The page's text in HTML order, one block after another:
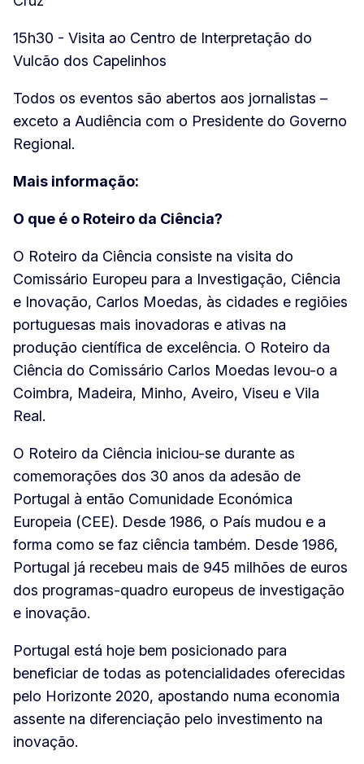
15h30 - Visita ao Centro de Interpretação do
Vulcão dos Capelinhos
Todos os eventos são abertos aos jornalistas –
exceto a Audiência com o Presidente do Governo
Regional.
Mais informação:
O que é o Roteiro da Ciência?
O Roteiro da Ciência consiste na visita do
Comissário Europeu para a Investigação, Ciência
e Inovação, Carlos Moedas, às cidades e regiõies
portuguesas mais inovadoras e ativas na
produção científica de excelência. O Roteiro da
Ciência do Comissário Carlos Moedas levou-o a
Coimbra, Madeira, Minho, Aveiro, Viseu e Vila
Real.
O Roteiro da Ciência iniciou-se durante as
comemorações dos 30 anos da adesão de
Portugal à então Comunidade Económica
Europeia (CEE). Desde 1986, o País mudou e a
forma como se faz ciência também. Desde 1986,
Portugal já recebeu mais de 945 milhões de euros
dos programas-quadro europeus de investigação
e inovação.
Portugal está hoje bem posicionado para
beneficiar de todas as potencialidades oferecidas
pelo Horizonte 2020, apostando numa economia
assente na diferenciação pelo investimento na
inovação.